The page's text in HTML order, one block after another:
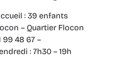
: 39 enfants
– Quartier Flocon
99 48 67 –
: 7h30 – 19h